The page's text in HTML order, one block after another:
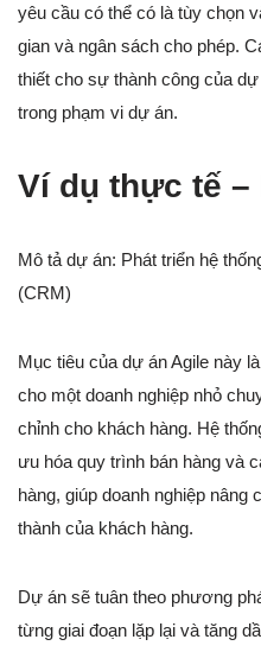
yêu cầu có thể có là tùy chọn
gian và ngân sách cho phép.
thiết cho sự thành công của
trong phạm vi dự án.
Ví dụ thực tế –
Mô tả dự án: Phát triển hệ
(CRM)
Mục tiêu của dự án Agile này
cho một doanh nghiệp nhỏ
chỉnh cho khách hàng. Hệ
ưu hóa quy trình bán hàng và
hàng, giúp doanh nghiệp nâng
thành của khách hàng.
Dự án sẽ tuân theo phương
từng giai đoạn lặp lại và tăng